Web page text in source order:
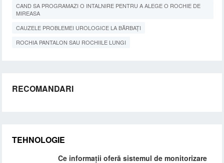
CAND SA PROGRAMAZI O INTALNIRE PENTRU A ALEGE O ROCHIE DE
MIREASA
CAUZELE PROBLEMEI UROLOGICE LA BĂRBAȚI
ROCHIA PANTALON SAU ROCHIILE LUNGI
RECOMANDARI
TEHNOLOGIE
Ce informații oferă sistemul de monitorizare